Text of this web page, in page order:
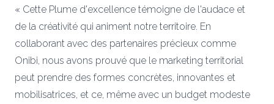
« Cette Plume d'excellence témoigne de l'audace et
de la créativité qui animent notre territoire. En
collaborant avec des partenaires précieux comme
Onibi, nous avons prouvé que le marketing territorial
peut prendre des formes concrètes, innovantes et
mobilisatrices, et ce, même avec un budget modeste